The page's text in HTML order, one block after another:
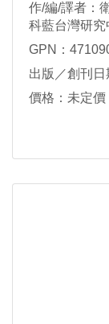
作/編/譯者：
科藍台灣研
GPN：
出版／創刊
價格：未定價